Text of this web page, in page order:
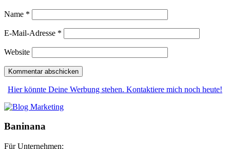
Name *
E-Mail-Adresse *
Website
Hier könnte Deine Werbung stehen. Kontaktiere mich noch heute!
Baninana
Für Unternehmen: